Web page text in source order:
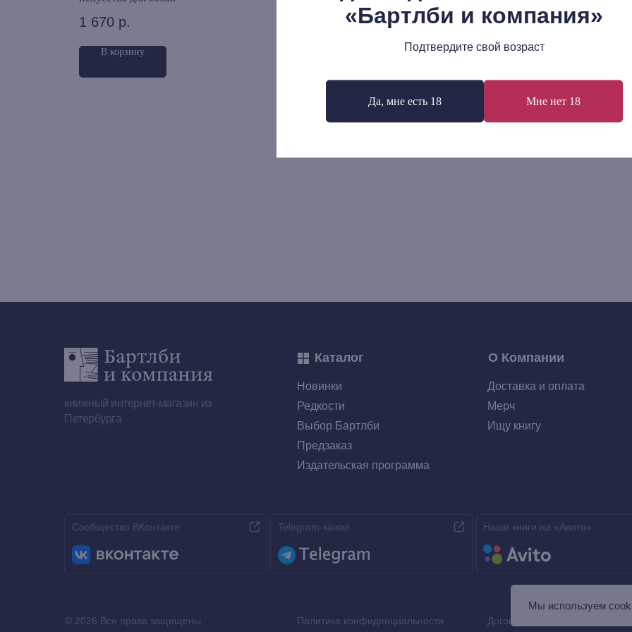
«Бартлби и компания»
Подтвердите свой возраст
Да, мне есть 18 Мне нет 18
1 670 р.
В корзину
331 р.
В корзину
Мы используем
книжный интернет-магазин из
Петербурга
Договор оферты
О Компании
Каталог
Политика конфиденциальности
© 2026 Все права защищены
Сообщество ВКонтакте
Ищу книгу
Мерч
Доставка и оплата
Наши книги на «Авито»
Предзаказ
Выбор Бартлби
Редкости
Новинки
Издательская программа
Telegram-канал